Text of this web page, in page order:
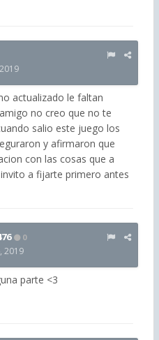
actualizado le faltan
no creo que no te
salio este juego los
y afirmaron que
con las cosas que a
a fijarte primero antes
0
2019
parte <3